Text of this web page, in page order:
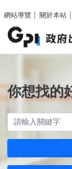
網站導覽
關於本站
你想找的